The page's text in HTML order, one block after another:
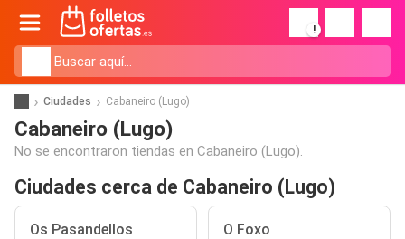
!
Ciudades Cabaneiro (Lugo)
Cabaneiro (Lugo)
No se encontraron tiendas en Cabaneiro (Lugo).
Ciudades cerca de Cabaneiro (Lugo)
Os Pasandellos O Foxo